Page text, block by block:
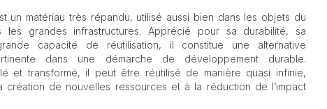
un matériau très répandu, utilisé aussi bien dans les objets du
les grandes infrastructures. Apprécié pour sa durabilité, sa
capacité de réutilisation, il constitue une alternative
dans une démarche de développement durable.
et transformé, il peut être réutilisé de manière quasi infinie,
création de nouvelles ressources et à la réduction de l’impact